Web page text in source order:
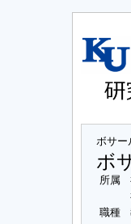
ボサ
ボ
所属
職種